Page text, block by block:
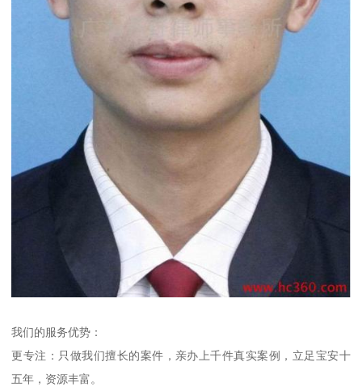
我们的服务优势：
更专注：只做我们擅长的案件，亲办上千件真实案例，立足宝安十
五年，资源丰富。